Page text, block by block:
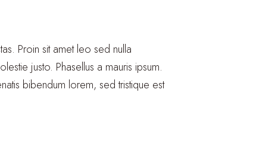
Proin sit amet leo sed nulla
justo. Phasellus a mauris ipsum.
bibendum lorem, sed tristique est